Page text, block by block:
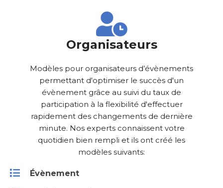
Organisateurs
Modèles pour organisateurs d’évènements
permettant d'optimiser le succès d'un
évènement grâce au suivi du taux de
participation à la flexibilité d'effectuer
rapidement des changements de dernière
minute. Nos experts connaissent votre
quotidien bien rempli et ils ont créé les
modèles suivants:
Évènement